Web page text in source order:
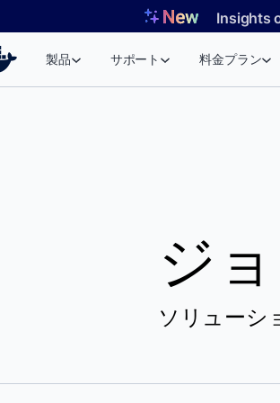
Insights
製品 サポート 料金プラン
ジ
ソリューシ